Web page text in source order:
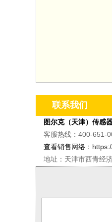
联系我们
图尔克（天津）传感
客服热线：400-651-
查看销售网络 ：
地址：天津市西青经